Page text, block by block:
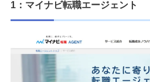
1：マイナビ転職エージェント